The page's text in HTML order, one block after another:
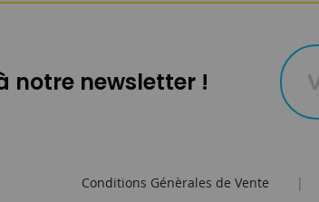
notre newsletter !
Conditions Génèrales de Vente |